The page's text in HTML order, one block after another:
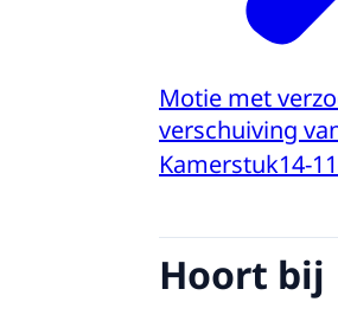
Motie met
verschuiving
Kamerstuk14-
Hoort bij